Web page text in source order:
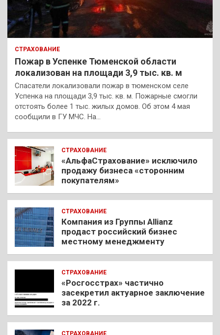
СТРАХОВАНИЕ
Пожар в Успенке Тюменской области
локализован на площади 3,9 тыс. кв. м
Спасатели локализовали пожар в тюменском селе
Успенка на площади 3,9 тыс. кв. м. Пожарные смогли
отстоять более 1 тыс. жилых домов. Об этом 4 мая
сообщили в ГУ МЧС. На…
СТРАХОВАНИЕ
«АльфаСтрахование» исключило
продажу бизнеса «сторонним
покупателям»
СТРАХОВАНИЕ
Компания из Группы Allianz
продаст российский бизнес
местному менеджменту
СТРАХОВАНИЕ
«Росгосстрах» частично
засекретил актуарное заключение
за 2022 г.
СТРАХОВАНИЕ